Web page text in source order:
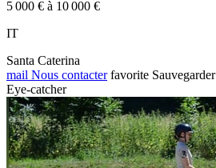
5 000 € à 10 000 €
IT
Santa Caterina
mail Nous contacter favorite Sauvegarder
Eye-catcher